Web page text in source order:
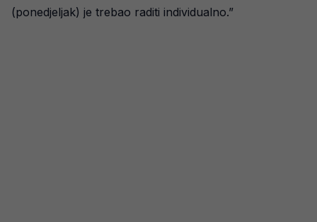
(ponedjeljak) je trebao raditi individualno.”